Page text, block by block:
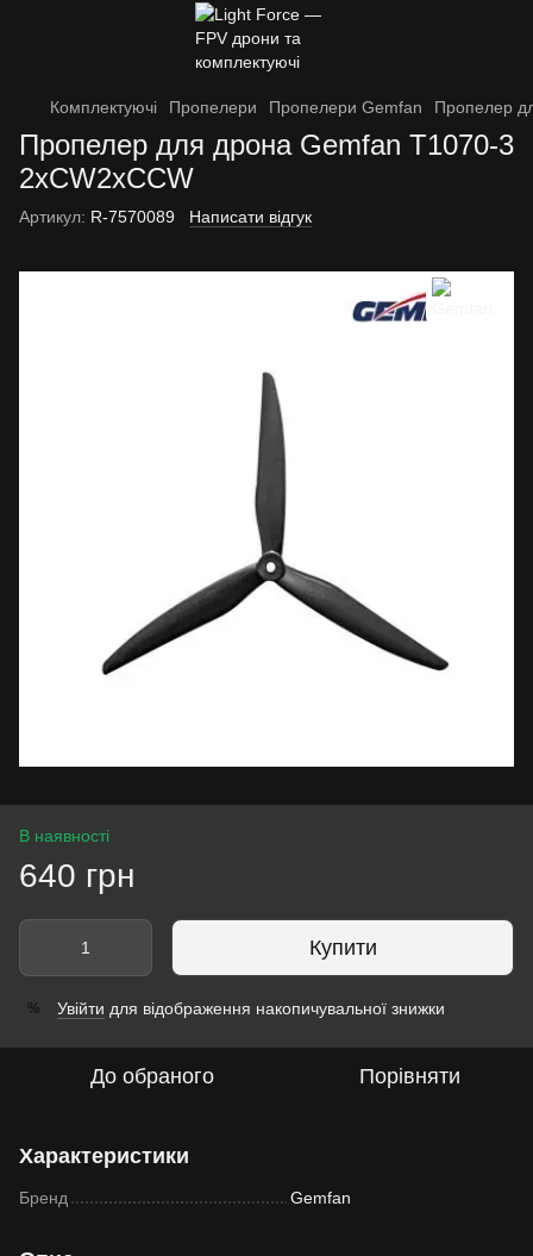
Комплектуючі Пропелери Пропелери Gemfan Пропелер
Пропелер для дрона Gemfan T1070-3
2xCW2xCCW
Артикул: R-7570089 Написати відгук
В наявності
640 грн
Купити
% Увійти для відображення накопичувальної знижки
До обраного Порівняти
Характеристики
Бренд Gemfan